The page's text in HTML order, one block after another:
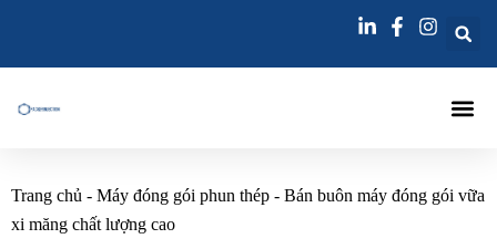
nội
dung
Trang chủ - Máy đóng gói phun thép - Bán buôn máy đóng gói vữa
xi măng chất lượng cao